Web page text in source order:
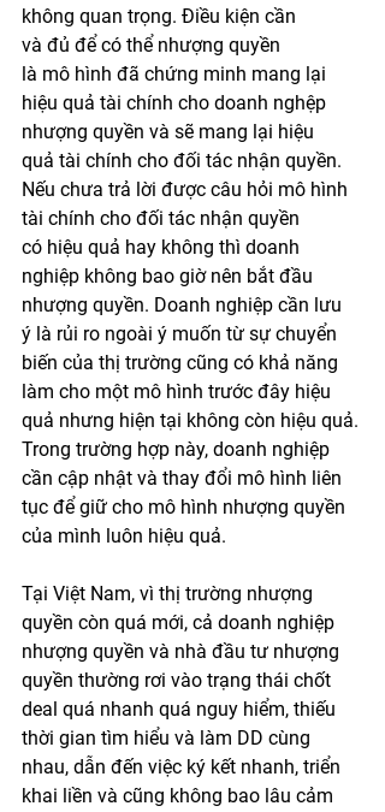
không quan trọng. Điều kiện cần
và đủ để có thể nhượng quyền
là mô hình đã chứng minh mang lại
hiệu quả tài chính cho doanh nghệp
nhượng quyền và sẽ mang lại hiệu
quả tài chính cho đối tác nhận quyền.
Nếu chưa trả lời được câu hỏi mô hình
tài chính cho đối tác nhận quyền
có hiệu quả hay không thì doanh
nghiệp không bao giờ nên bắt đầu
nhượng quyền. Doanh nghiệp cần lưu
ý là rủi ro ngoài ý muốn từ sự chuyển
biến của thị trường cũng có khả năng
làm cho một mô hình trước đây hiệu
quả nhưng hiện tại không còn hiệu quả.
Trong trường hợp này, doanh nghiệp
cần cập nhật và thay đổi mô hình liên
tục để giữ cho mô hình nhượng quyền
của mình luôn hiệu quả.
Tại Việt Nam, vì thị trường nhượng
quyền còn quá mới, cả doanh nghiệp
nhượng quyền và nhà đầu tư nhượng
quyền thường rơi vào trạng thái chốt
deal quá nhanh quá nguy hiểm, thiếu
thời gian tìm hiểu và làm DD cùng
nhau, dẫn đến việc ký kết nhanh, triển
khai liền và cũng không bao lâu cảm